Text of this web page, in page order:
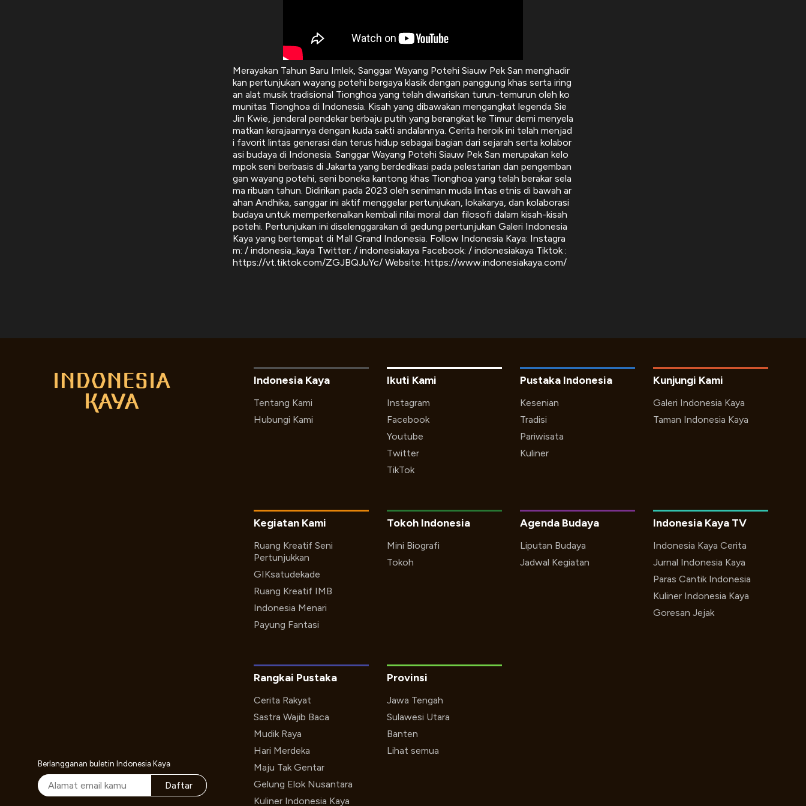
Merayakan Tahun Baru Imlek, Sanggar Wayang Potehi Siauw Pek San menghadir
kan pertunjukan wayang potehi bergaya klasik dengan panggung khas serta iring
an alat musik tradisional Tionghoa yang telah diwariskan turun-temurun oleh ko
munitas Tionghoa di Indonesia. Kisah yang dibawakan mengangkat legenda Sie
Jin Kwie, jenderal pendekar berbaju putih yang berangkat ke Timur demi menyela
matkan kerajaannya dengan kuda sakti andalannya. Cerita heroik ini telah menjad
i favorit lintas generasi dan terus hidup sebagai bagian dari sejarah serta kolabor
asi budaya di Indonesia. Sanggar Wayang Potehi Siauw Pek San merupakan kelo
mpok seni berbasis di Jakarta yang berdedikasi pada pelestarian dan pengemban
gan wayang potehi, seni boneka kantong khas Tionghoa yang telah berakar sela
ma ribuan tahun. Didirikan pada 2023 oleh seniman muda lintas etnis di bawah ar
ahan Andhika, sanggar ini aktif menggelar pertunjukan, lokakarya, dan kolaborasi
budaya untuk memperkenalkan kembali nilai moral dan filosofi dalam kisah-kisah
potehi. Pertunjukan ini diselenggarakan di gedung pertunjukan Galeri Indonesia
Kaya yang bertempat di Mall Grand Indonesia. Follow Indonesia Kaya: Instagra
m: / indonesia_kaya Twitter: / indonesiakaya Facebook: / indonesiakaya Tiktok :
https://vt.tiktok.com/ZGJBQJuYc/ Website: https://www.indonesiakaya.com/
Indonesia Kaya
Tentang Kami
Hubungi Kami
Ikuti Kami
Instagram
Facebook
Youtube
Twitter
TikTok
Kegiatan Kami
Ruang Kreatif Seni
Pertunjukkan
GIKsatudekade
Ruang Kreatif IMB
Indonesia Menari
Payung Fantasi
Kunjungi Kami
Galeri Indonesia Kaya
Taman Indonesia Kaya
Pustaka Indonesia
Kesenian
Tradisi
Pariwisata
Kuliner
Tokoh Indonesia
Mini Biografi
Tokoh
Indonesia Kaya TV
Indonesia Kaya Cerita
Jurnal Indonesia Kaya
Paras Cantik Indonesia
Kuliner Indonesia Kaya
Goresan Jejak
Agenda Budaya
Liputan Budaya
Jadwal Kegiatan
Rangkai Pustaka
Cerita Rakyat
Sastra Wajib Baca
Mudik Raya
Hari Merdeka
Maju Tak Gentar
Gelung Elok Nusantara
Kuliner Indonesia Kaya
Provinsi
Jawa Tengah
Sulawesi Utara
Banten
Lihat semua
Berlangganan buletin Indonesia Kaya
Daftar